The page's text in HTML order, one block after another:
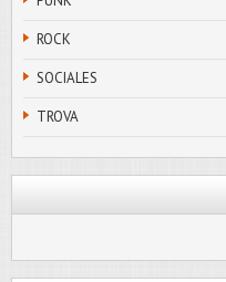
ROCK
SOCIALES
TROVA